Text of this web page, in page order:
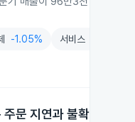
-1.05% 서비스
문 지연과 불확실성